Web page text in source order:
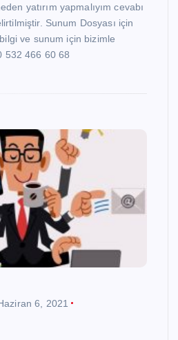
yatırım yapmalıyım cevabı
Sunum Dosyası için
bilgi ve sunum için bizimle
532 466 60 68
6, 2021